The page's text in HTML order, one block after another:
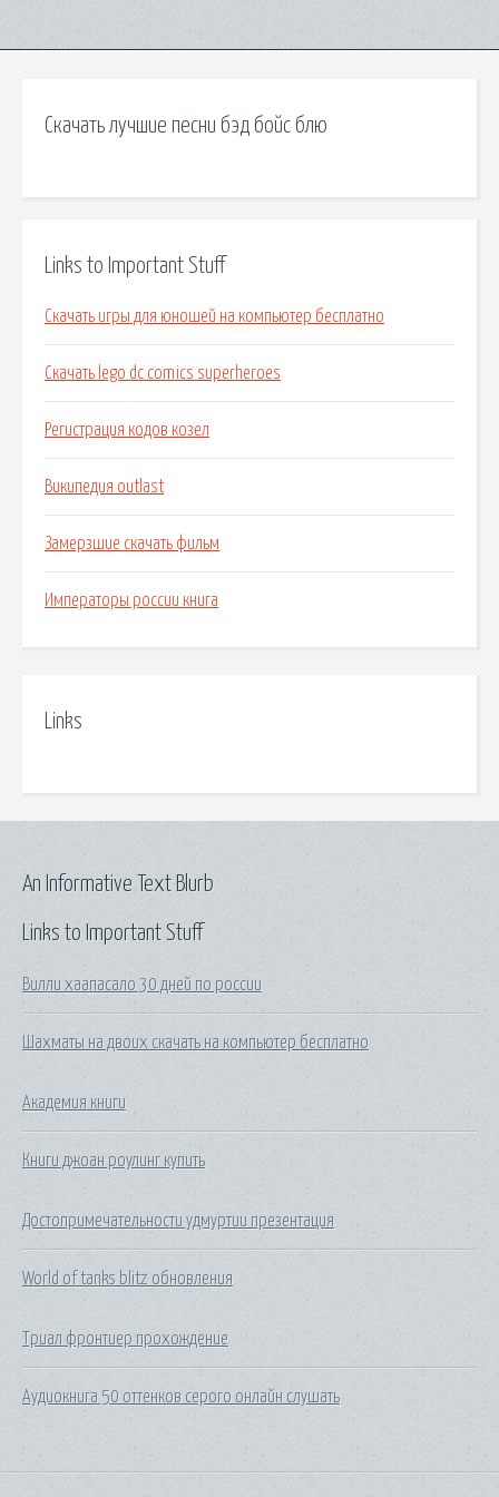
Скачать лучшие песни бэд бойс блю
Links to Important Stuff
Скачать игры для юношей на компьютер бесплатно
Скачать lego dc comics superheroes
Регистрация кодов козел
Википедия outlast
Замерзшие скачать фильм
Императоры россии книга
Links
Links to Important Stuff
Вилли хаапасало 30 дней по россии
Шахматы на двоих скачать на компьютер бесплатно
Академия книги
Книги джоан роулинг купить
Достопримечательности удмуртии презентация
World of tanks blitz обновления
Триал фронтиер прохождение
Аудиокнига 50 оттенков серого онлайн слушать
An Informative Text Blurb